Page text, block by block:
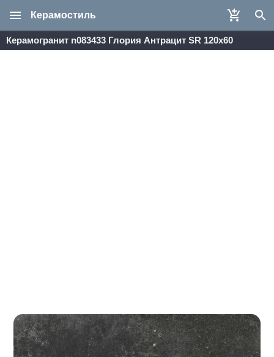
Керамостиль
Керамогранит n083433 Глория Антрацит SR 120x60